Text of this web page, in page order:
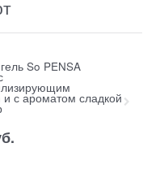
So PENSA
и с ароматом сладкой